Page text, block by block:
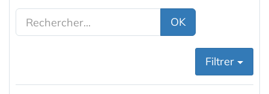
OK
Filtrer